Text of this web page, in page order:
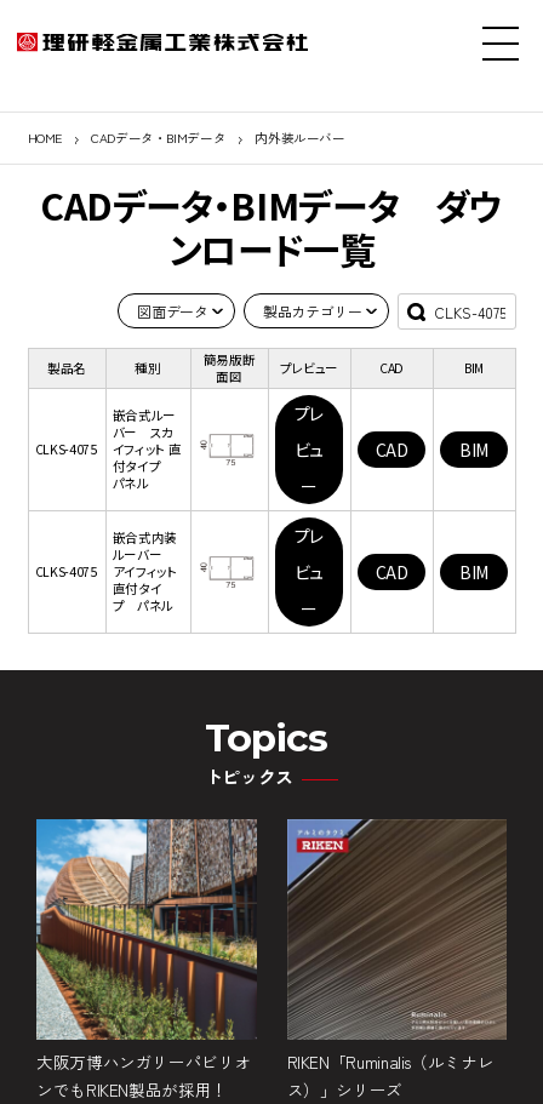
HOME CADデータ・BIMデータ 内外装ルーバー
CADデータ・BIMデータ ダウ
ンロード一覧
図面データ 製品カテゴリー
製品名 種別
簡易版断
面図
プレビュー CAD BIM
CLKS-4075
嵌合式ルー
バー スカ
イフィット 直
付タイプ
パネル
プレ
ビュ
ー
CAD BIM
CLKS-4075
嵌合式内装
ルーバー
アイフィット
直付タイ
プ パネル
プレ
ビュ
ー
CAD BIM
Topics
トピックス
大阪万博ハンガリーパビリオ
ンでもRIKEN製品が採用！
RIKEN「Ruminalis（ルミナレ
ス）」シリーズ